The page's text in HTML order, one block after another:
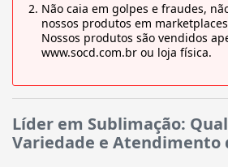
Não caia em golpes e fraudes,
nossos produtos em
Nossos produtos são vendidos
www.socd.com.br ou loja física.
Líder em Sublimação:
Variedade e Atendimento